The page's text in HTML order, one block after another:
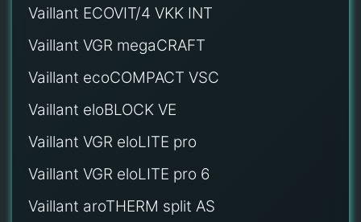
Vaillant ECOVIT/4 VKK INT
Vaillant VGR megaCRAFT
Vaillant ecoCOMPACT VSC
Vaillant eloBLOCK VE
Vaillant VGR eloLITE pro
Vaillant VGR eloLITE pro 6
Vaillant aroTHERM split AS